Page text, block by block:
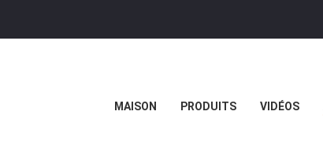
MAISON PRODUITS VIDÉOS